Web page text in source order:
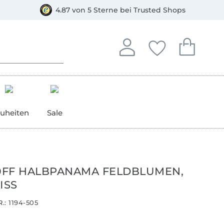
4.87 von 5 Sterne bei Trusted Shops
Anmelden
In deinem Konto
Deine
Du hast keine
Dein
Du hast
Sale
HALBPANAMA FELDBLUMEN,
1194-505